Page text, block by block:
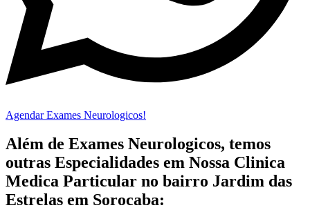
Agendar Exames Neurologicos!
Além de Exames Neurologicos, temos
outras Especialidades em Nossa Clinica
Medica Particular no bairro Jardim das
Estrelas em Sorocaba: